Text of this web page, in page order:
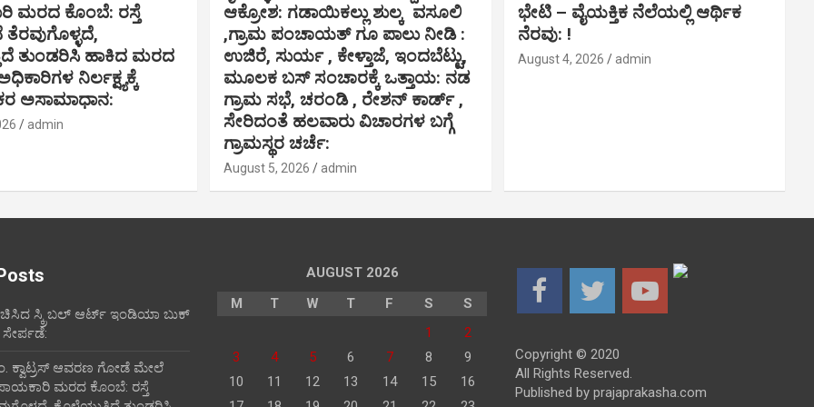
ಮರದ ಕೊಂಬೆ: ರಸ್ತೆ
ತುಂಡರಿಸಿ ಹಾಕಿದ ಮರದ
ನಿರ್ಲಕ್ಷ್ಯಕ್ಕೆ
ಅಸಾಮಾಧಾನ:
admin
ಆಕ್ರೋಶ: ಗಡಾಯಿಕಲ್ಲು ಶುಲ್ಕ ವಸೂಲಿ
,ಗ್ರಾಮ ಪಂಚಾಯತ್ ಗೂ ಪಾಲು ನೀಡಿ :
ಉಜಿರೆ, ಸುರ್ಯ , ಕೇಳ್ತಾಜೆ, ಇಂದಬೆಟ್ಟು,
ಮೂಲಕ ಬಸ್ ಸಂಚಾರಕ್ಕೆ ಒತ್ತಾಯ: ನಡ
ಗ್ರಾಮ ಸಭೆ, ಚರಂಡಿ , ರೇಶನ್ ಕಾರ್ಡ್ ,
ಸೇರಿದಂತೆ ಹಲವಾರು ವಿಚಾರಗಳ ಬಗ್ಗೆ
ಗ್ರಾಮಸ್ಥರ ಚರ್ಚೆ:
August 5, 2026 admin
ಭೇಟಿ – ವೈಯಕ್ತಿಕ ನೆಲೆಯಲ್ಲಿ ಆರ್ಥಿಕ‌
ನೆರವು: !
August 4, 2026 admin
ಸ್ಕ್ರಿಬಲ್ ಆರ್ಟ್ ಇಂಡಿಯಾ ಬುಕ್
ಕ್ವಾಟ್ರಸ್ ಆವರಣ ಗೋಡೆ ಮೇಲೆ
ಮರದ ಕೊಂಬೆ: ರಸ್ತೆ
AUGUST 2026
M
T W T F S
S
1
2
3
4 5 6 7 8
9
10
11 12 13 14 15
16
Copyright © 2020
All Rights Reserved.
Published by prajaprakasha.com